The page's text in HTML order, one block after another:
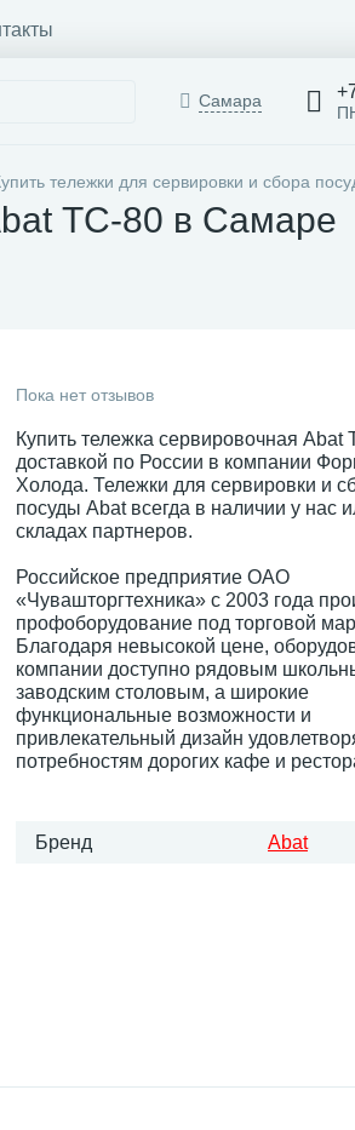
Самара
тележки для сервировки и сбора
ТС-80 в Самаре
Пока нет отзывов
Купить тележка сервировочная Abat
доставкой по России в компании
Холода. Тележки для сервировки и
посуды Abat всегда в наличии у нас
складах партнеров.
Российское предприятие ОАО
«Чувашторгтехника» с 2003 года
профоборудование под торговой
Благодаря невысокой цене,
компании доступно рядовым
заводским столовым, а широкие
функциональные возможности и
привлекательный дизайн
потребностям дорогих кафе и
Бренд Abat